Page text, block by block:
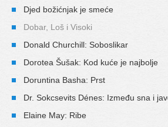
Djed božićnjak je smeće
Dobar, Loš i Visoki
Donald Churchill: Soboslikar
Dorotea Šušak: Kod kuće je najbolje
Doruntina Basha: Prst
Dr. Sokcsevits Dénes: Između sna i
Elaine May: Ribe